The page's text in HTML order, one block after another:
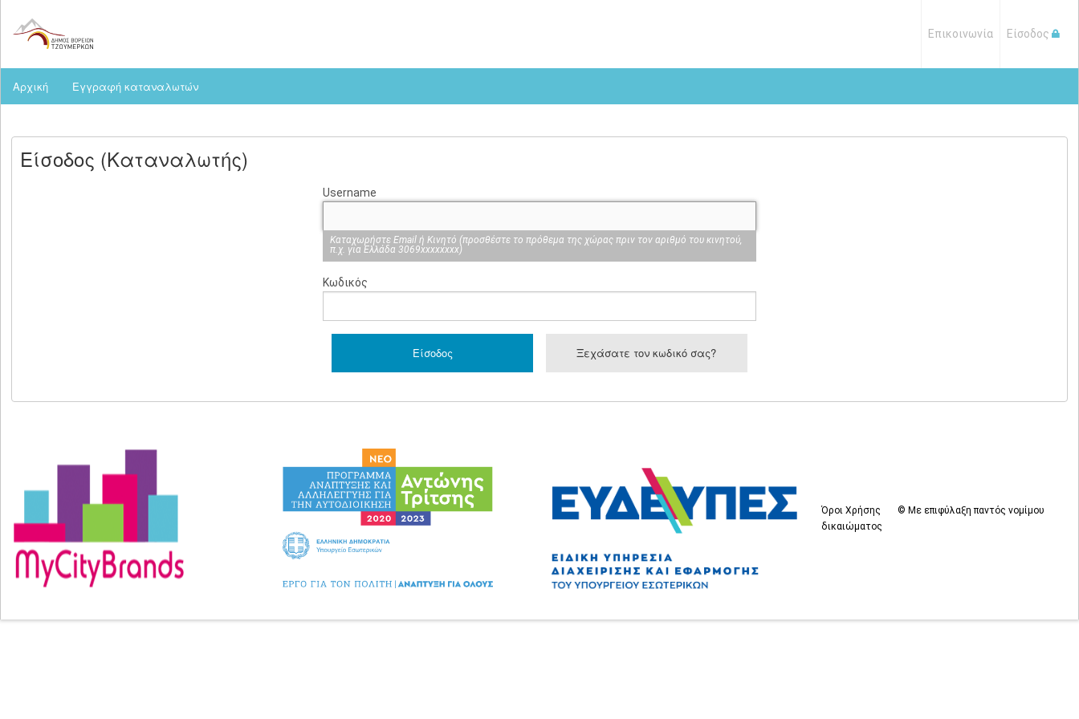
Επικοινωνία Είσοδος
Αρχική Εγγραφή καταναλωτών
Είσοδος (Καταναλωτής)
Username
Καταχωρήστε Email ή Κινητό (προσθέστε το πρόθεμα της χώρας πριν τον αριθμό του κινητού,
π.χ. για Ελλάδα 3069xxxxxxxx)
Κωδικός
Ξεχάσατε τον κωδικό σας?
Όροι Χρήσης
© Με επιφύλαξη παντός νομίμου
δικαιώματος